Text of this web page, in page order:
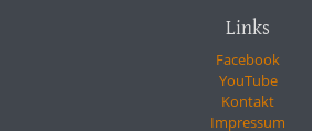
Links
Facebook
YouTube
Kontakt
Impressum